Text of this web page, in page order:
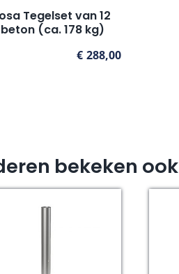
Tegelset van 12
(ca. 178 kg)
€ 288,00
bekeken ook